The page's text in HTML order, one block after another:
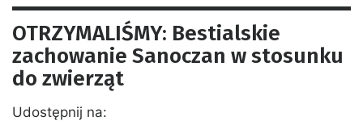
OTRZYMALIŚMY: Bestialskie
zachowanie Sanoczan w stosunku
do zwierząt
Udostępnij na: